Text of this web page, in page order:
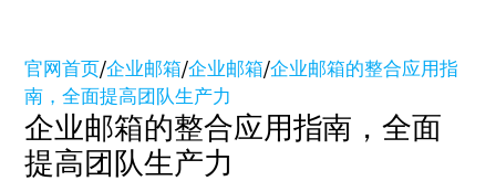
官网首页/企业邮箱/企业邮箱/企业邮箱的整合应用指
南，全面提高团队生产力
企业邮箱的整合应用指南，全面
提高团队生产力